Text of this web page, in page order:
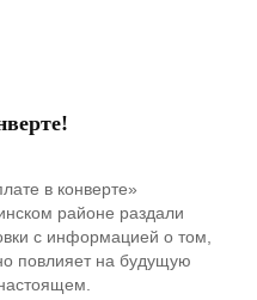
в конверте»
районе раздали
с информацией о том,
повлияет на будущую